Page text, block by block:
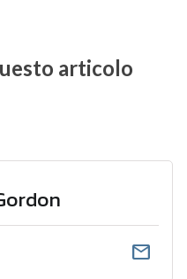
articolo
email